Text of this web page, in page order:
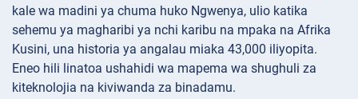
kale wa madini ya chuma huko Ngwenya, ulio katika
sehemu ya magharibi ya nchi karibu na mpaka na Afrika
Kusini, una historia ya angalau miaka 43,000 iliyopita.
Eneo hili linatoa ushahidi wa mapema wa shughuli za
kiteknolojia na kiviwanda za binadamu.